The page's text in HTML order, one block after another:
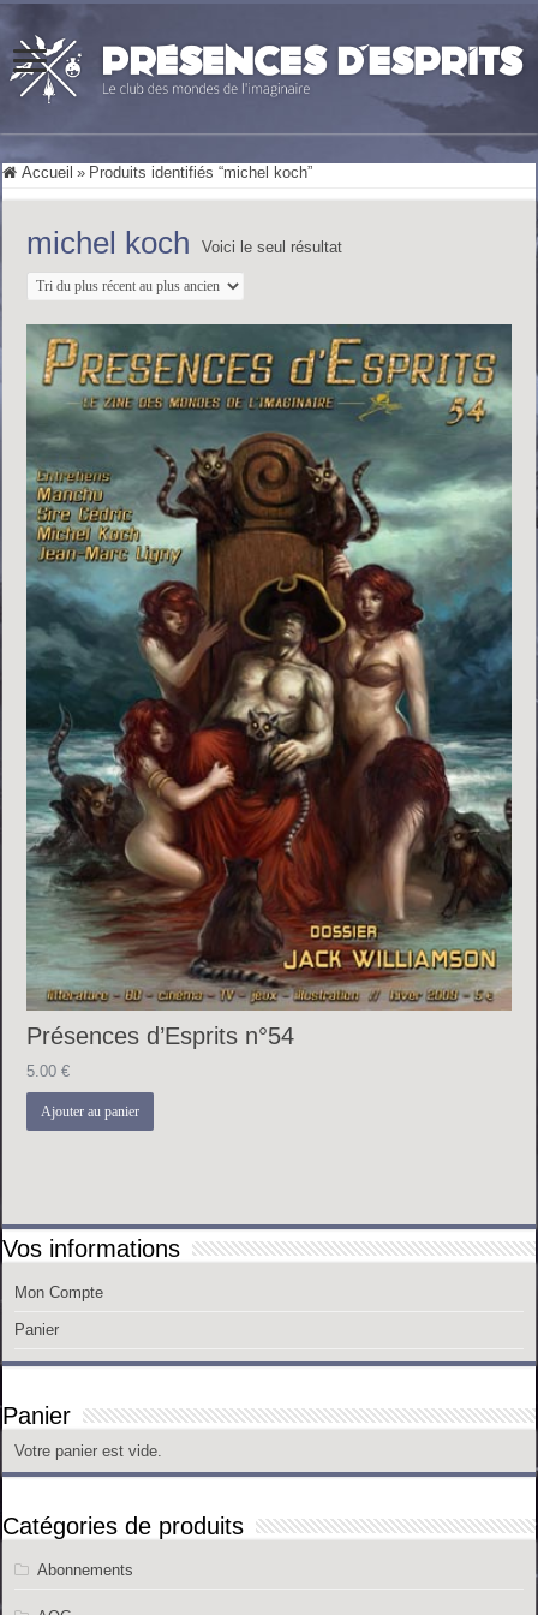
Accueil » Produits identifiés “michel koch”
michel koch Voici le seul résultat
Présences d’Esprits n°54
5.00€
Ajouter au panier
Vos informations
Mon Compte
Panier
Panier
Votre panier est vide.
Catégories de produits
Abonnements